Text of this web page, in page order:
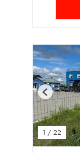
1 / 22
Previous